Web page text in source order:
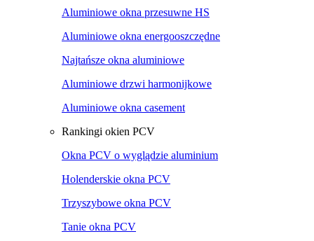
Aluminiowe okna przesuwne HS
Aluminiowe okna energooszczędne
Najtańsze okna aluminiowe
Aluminiowe drzwi harmonijkowe
Aluminiowe okna casement
Rankingi okien PCV
Okna PCV o wyglądzie aluminium
Holenderskie okna PCV
Trzyszybowe okna PCV
Tanie okna PCV